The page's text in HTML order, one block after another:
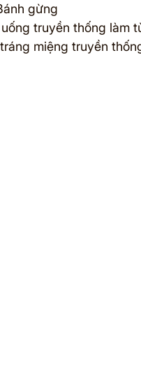
gừng
truyền thống làm
miệng truyền